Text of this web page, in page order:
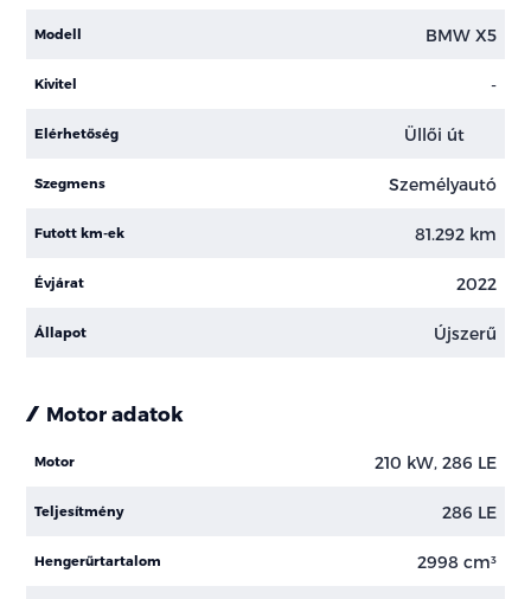
Modell BMW X5
Kivitel -
Elérhetőség Üllői út
Szegmens Személyautó
Futott km-ek 81.292 km
Évjárat 2022
Állapot Újszerű
Motor adatok
Motor 210 kW, 286 LE
Teljesítmény 286 LE
Hengerűrtartalom 2998 cm³